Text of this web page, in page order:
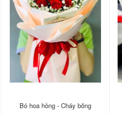
Bó hoa hồng - Cháy bỏng